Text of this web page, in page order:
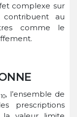
complexe sur
au
comme le
10, l’ensemble de
prescriptions